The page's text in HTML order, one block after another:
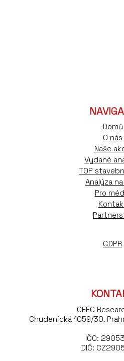
Domů
O nás
Naše
Vydané
TOP
Analýza
Pro
GDPR
CEEC
Chudenická 1059/30.
IČO:
DIČ: